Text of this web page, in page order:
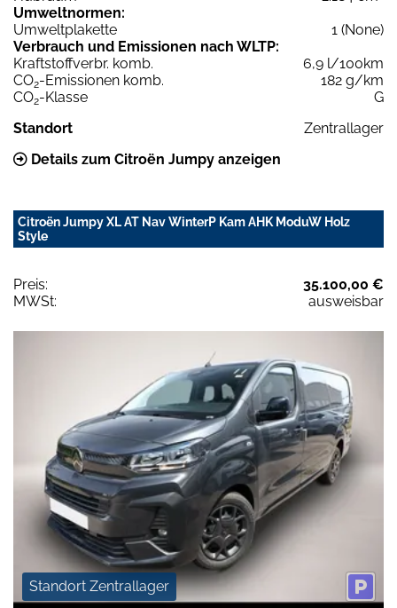
Umweltnormen:
Umweltplakette
1 (None)
Verbrauch und Emissionen nach WLTP:
Kraftstoffverbr. komb.
6,9 l/100km
CO2-Emissionen komb.
182 g/km
CO2-Klasse
G
Standort
Zentrallager
Details zum Citroën Jumpy anzeigen
Citroën Jumpy XL AT Nav WinterP Kam AHK ModuW Holz
Style
Preis:
35.100,00 €
MWSt:
ausweisbar
Standort Zentrallager